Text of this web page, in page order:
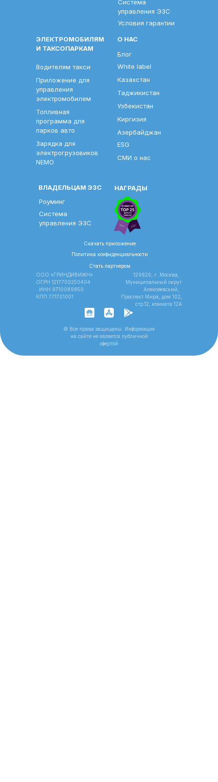
Стать партнером
Скачать приложение
Политика конфиденциальности
ООО «ГРИНДИВИЖН»
ОГРН 1217700250404
ИНН 9710089850
КПП 771701001
© Все права защищены. Информация
на сайте не является публичной
офертой
129626, г. Москва,
Муниципальный округ
Алексеевский,
Проспект Мира, дом 102,
стр.12, комната 12A
Система
управления ЭЗС
Условия гарантии
Приложение для
управления
электромобилем
Водителям такси
Топливная
программа для
парков авто
Зарядка для
электрогрузовиков
NEMO
Блог
Азербайджан
Киргизия
Узбекистан
Таджикистан
Казахстан
White label
СМИ о нас
ESG
Роуминг
Система
управления ЭЗС
ВЛАДЕЛЬЦАМ ЭЗС
О НАС
ЭЛЕКТРОМОБИЛЯМ
И ТАКСОПАРКАМ
НАГРАДЫ